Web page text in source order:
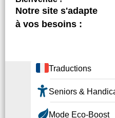
Newsletter pro
Nos Actions
Formation
Journées
Handicap(5)